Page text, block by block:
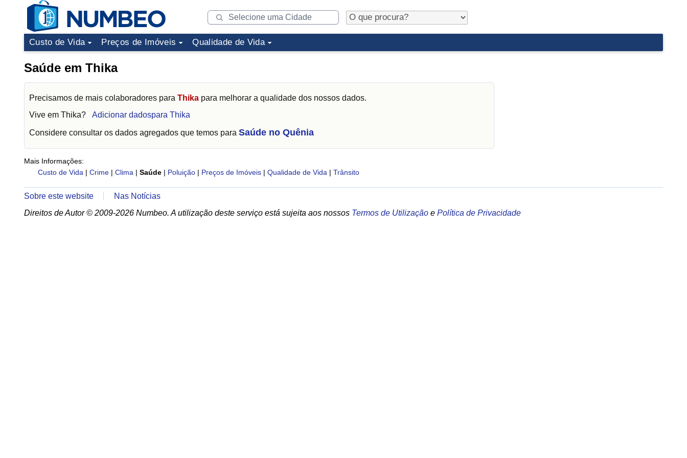
Custo de Vida Preços de Imóveis Qualidade de Vida
Saúde em Thika
Precisamos de mais colaboradores para Thika para melhorar a qualidade dos nossos dados.
Vive em Thika? Adicionar dadospara Thika
Considere consultar os dados agregados que temos para Saúde no Quênia
Mais Informações:
Custo de Vida | Crime | Clima | Saúde | Poluição | Preços de Imóveis | Qualidade de Vida | Trânsito
Sobre este website
Nas Notícias
Direitos de Autor © 2009-2026 Numbeo. A utilização deste serviço está sujeita aos nossos Termos de Utilização e Política de Privacidade